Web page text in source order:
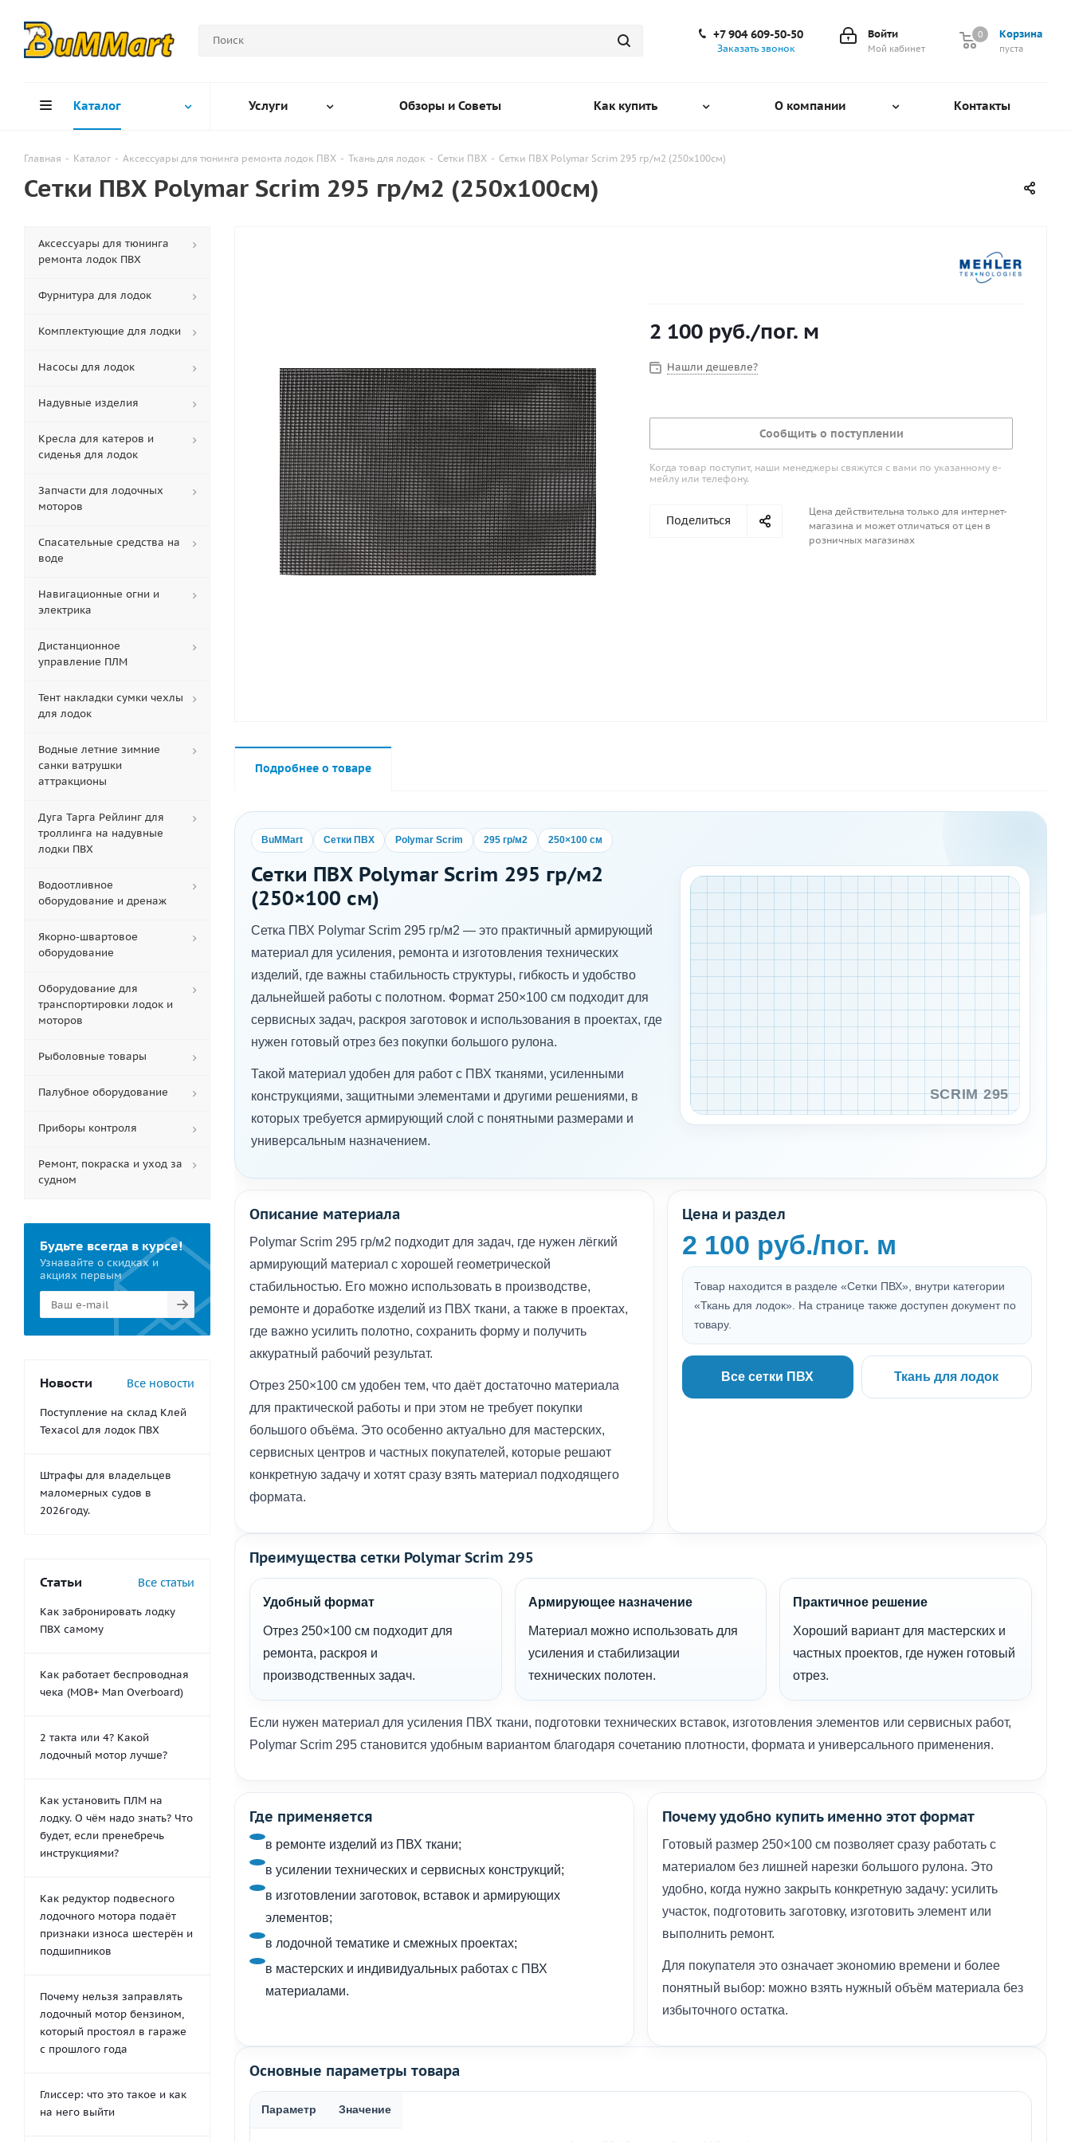
Корзина
0
пуста
0
Войти
Мой кабинет
+7 904 609-50-50
Заказать звонок
Каталог Услуги Обзоры и Советы Как купить О компании Контакты
Главная - Каталог - Аксессуары для тюнинга ремонта лодок ПВХ - Ткань для лодок - Сетки ПВХ - Сетки ПВХ Polymar Scrim 295 гр/м2 (250х100см)
Сетки ПВХ Polymar Scrim 295 гр/м2 (250х100см)
2 100 руб./пог. м
Нашли дешевле?
Сообщить о поступлении
Когда товар поступит, наши менеджеры свяжутся с вами по указанному е-
мейлу или телефону.
Поделиться
Цена действительна только для интернет-
магазина и может отличаться от цен в
розничных магазинах
Подробнее о товаре
BuMMart Сетки ПВХ Polymar Scrim 295 гр/м2 250×100 см
Сетки ПВХ Polymar Scrim 295 гр/м2
(250×100 см)
Сетка ПВХ Polymar Scrim 295 гр/м2 — это практичный армирующий
материал для усиления, ремонта и изготовления технических
изделий, где важны стабильность структуры, гибкость и удобство
дальнейшей работы с полотном. Формат 250×100 см подходит для
сервисных задач, раскроя заготовок и использования в проектах, где
нужен готовый отрез без покупки большого рулона.
Такой материал удобен для работ с ПВХ тканями, усиленными
конструкциями, защитными элементами и другими решениями, в
которых требуется армирующий слой с понятными размерами и
универсальным назначением.
Описание материала
Polymar Scrim 295 гр/м2 подходит для задач, где нужен лёгкий
армирующий материал с хорошей геометрической
стабильностью. Его можно использовать в производстве,
ремонте и доработке изделий из ПВХ ткани, а также в проектах,
где важно усилить полотно, сохранить форму и получить
аккуратный рабочий результат.
Отрез 250×100 см удобен тем, что даёт достаточно материала
для практической работы и при этом не требует покупки
большого объёма. Это особенно актуально для мастерских,
сервисных центров и частных покупателей, которые решают
конкретную задачу и хотят сразу взять материал подходящего
формата.
Цена и раздел
2 100 руб./пог. м
Товар находится в разделе «Сетки ПВХ», внутри категории
«Ткань для лодок». На странице также доступен документ по
товару.
Все сетки ПВХ Ткань для лодок
Преимущества сетки Polymar Scrim 295
Удобный формат
Отрез 250×100 см подходит для
ремонта, раскроя и
производственных задач.
Армирующее назначение
Материал можно использовать для
усиления и стабилизации
технических полотен.
Практичное решение
Хороший вариант для мастерских и
частных проектов, где нужен готовый
отрез.
Если нужен материал для усиления ПВХ ткани, подготовки технических вставок, изготовления элементов или сервисных работ,
Polymar Scrim 295 становится удобным вариантом благодаря сочетанию плотности, формата и универсального применения.
Где применяется
в ремонте изделий из ПВХ ткани;
в усилении технических и сервисных конструкций;
в изготовлении заготовок, вставок и армирующих
элементов;
в лодочной тематике и смежных проектах;
в мастерских и индивидуальных работах с ПВХ
материалами.
Почему удобно купить именно этот формат
Готовый размер 250×100 см позволяет сразу работать с
материалом без лишней нарезки большого рулона. Это
удобно, когда нужно закрыть конкретную задачу: усилить
участок, подготовить заготовку, изготовить элемент или
выполнить ремонт.
Для покупателя это означает экономию времени и более
понятный выбор: можно взять нужный объём материала без
избыточного остатка.
Основные параметры товара
Параметр Значение
Аксессуары для тюнинга
ремонта лодок ПВХ
Фурнитура для лодок
Комплектующие для лодки
Насосы для лодок
Надувные изделия
Кресла для катеров и
сиденья для лодок
Запчасти для лодочных
моторов
Спасательные средства на
воде
Навигационные огни и
электрика
Дистанционное
управление ПЛМ
Тент накладки сумки чехлы
для лодок
Водные летние зимние
санки ватрушки
аттракционы
Дуга Тарга Рейлинг для
троллинга на надувные
лодки ПВХ
Водоотливное
оборудование и дренаж
Якорно-швартовое
оборудование
Оборудование для
транспортировки лодок и
моторов
Рыболовные товары
Палубное оборудование
Приборы контроля
Ремонт, покраска и уход за
судном
Будьте всегда в курсе!
Узнавайте о скидках и
акциях первым
Новости Все новости
Поступление на склад Клей
Texacol для лодок ПВХ
Штрафы для владельцев
маломерных судов в
2026году.
Статьи Все статьи
Как забронировать лодку
ПВХ самому
Как работает беспроводная
чека (MOB+ Man Overboard)
2 такта или 4? Какой
лодочный мотор лучше?
Как установить ПЛМ на
лодку. О чём надо знать? Что
будет, если пренебречь
инструкциями?
Как редуктор подвесного
лодочного мотора подаёт
признаки износа шестерён и
подшипников
Почему нельзя заправлять
лодочный мотор бензином,
который простоял в гараже
с прошлого года
Глиссер: что это такое и как
на него выйти